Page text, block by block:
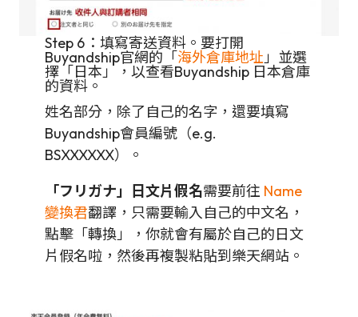
Step 6：填寫寄送資料。要打開
Buyandship官網的「海外倉庫地址 」並選
擇「日本」，以查看Buyandship 日本倉庫
的資料。
姓名部分，除了自己的名字，還要填寫
Buyandship會員編號（e.g.
BSXXXXXX）。
「フリガナ」日文片假名需要前往 Name
變換君翻譯，只需要輸入自己的中文名，
點擊「轉換」，你就會有屬於自己的日文
片假名啦，然後再複製粘貼到樂天網站。